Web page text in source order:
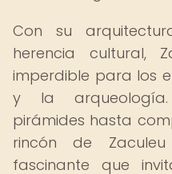
Con su
herencia cultural,
imperdible para los
y la arqueología.
pirámides hasta
rincón de
fascinante que